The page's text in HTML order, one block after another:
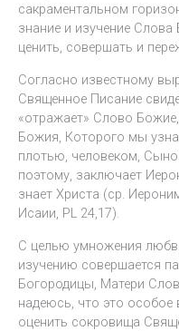
сакраментальном
знание и изучение
ценить, совершать и
Согласно известному
Священное Писание
«отражает» Слово
Божия, Которого мы
плотью, человеком,
поэтому, заключает
знает Христа (ср.
Исаии, PL 24,17).
С целью умножения
изучению совершается
Богородицы, Матери
надеюсь, что это
оценить сокровища